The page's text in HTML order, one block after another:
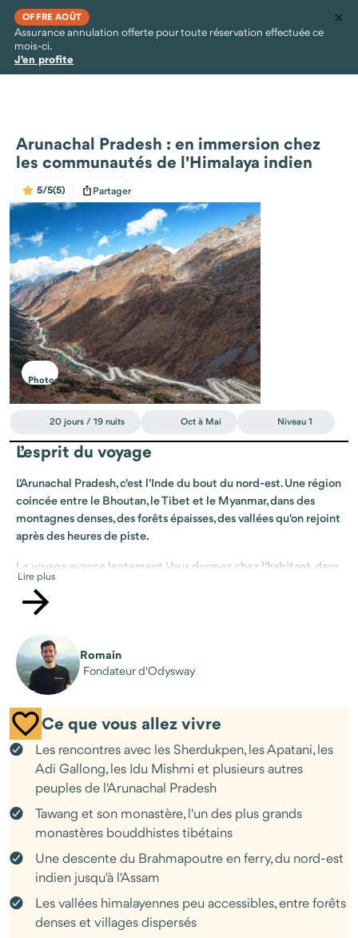
OFFRE AOÛT
Assurance annulation offerte pour toute réservation effectuée ce
mois-ci.
J'en profite
Arunachal Pradesh : en immersion chez
les communautés de l'Himalaya indien
5/5(5) Partager
Photos
20 jours / 19 nuits Oct à Mai Niveau 1
L’esprit du voyage
L'Arunachal Pradesh, c'est l'Inde du bout du nord-est. Une région
coincée entre le Bhoutan, le Tibet et le Myanmar, dans des
montagnes denses, des forêts épaisses, des vallées qu'on rejoint
après des heures de piste.
Le voyage avance lentement. Vous dormez chez l'habitant, dans
des villages où chaque famille appartient à une communauté
différente. Chacune a sa langue, ses rituels, son rapport à la
forêt. Vous franchissez le col de Sela à 4 170 mètres, ancien
passage stratégique vers le Tibet. Vous passez par Tawang et son
monastère, l'un des plus grands monastères bouddhistes au
monde.
sur le Brahmapoutre, entre les rives habitées du nord-est
indien.
Il ne faut pas s'attendre à un trek de performance. C'est un
voyage long et lent, dans une Inde que la plupart des guides
ignorent.
Lire plus
Romain
Fondateur d'Odysway
Ce que vous allez vivre
Les rencontres avec les Sherdukpen, les Apatani, les
Adi Gallong, les Idu Mishmi et plusieurs autres
peuples de l'Arunachal Pradesh
Tawang et son monastère, l'un des plus grands
monastères bouddhistes tibétains
Une descente du Brahmapoutre en ferry, du nord-est
indien jusqu'à l'Assam
Les vallées himalayennes peu accessibles, entre forêts
denses et villages dispersés